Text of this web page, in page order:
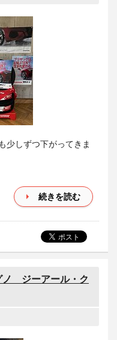
少しずつ下がってきま
続きを読む
ジーアール・ク